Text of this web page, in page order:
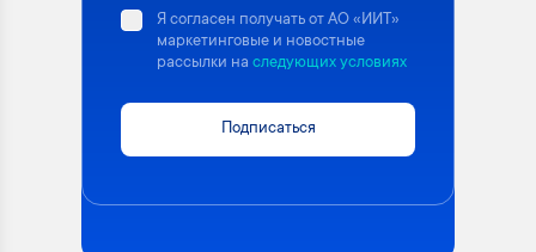
Я согласен получать от АО «ИИТ»
маркетинговые и новостные
рассылки на следующих условиях
Подписаться